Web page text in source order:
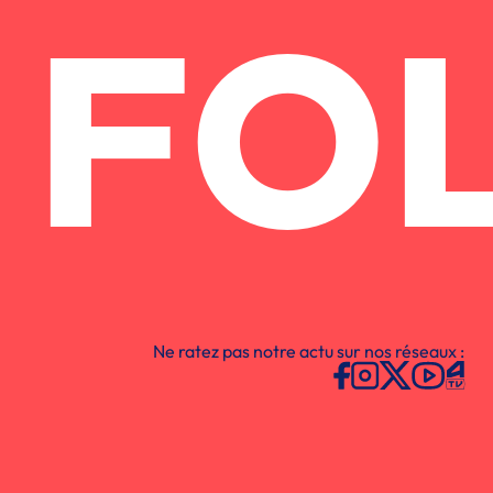
Ne ratez pas notre actu sur nos réseaux :